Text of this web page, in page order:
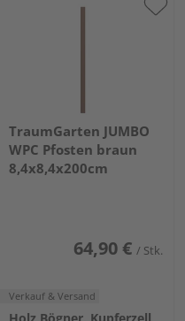
TraumGarten JUMBO
WPC Pfosten braun
8,4x8,4x200cm
64,90 € / Stk.
Verkauf & Versand